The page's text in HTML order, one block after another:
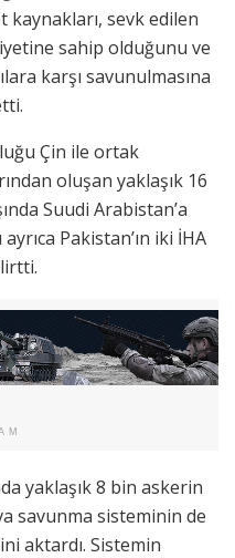
sevk edilen
sahip olduğunu ve
karşı savunulmasına
Çin ile ortak
oluşan yaklaşık 16
Suudi Arabistan’a
Pakistan’ın iki İHA
yaklaşık 8 bin askerin
savunma sisteminin de
aktardı. Sistemin